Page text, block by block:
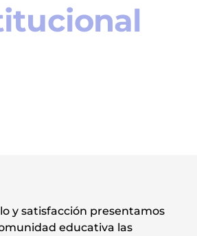
y satisfacción presentamos
educativa las